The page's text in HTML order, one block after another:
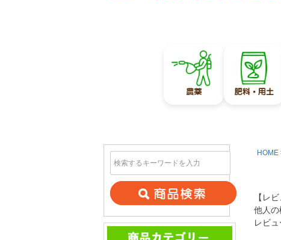
HOME
【レ
他人の
レビ